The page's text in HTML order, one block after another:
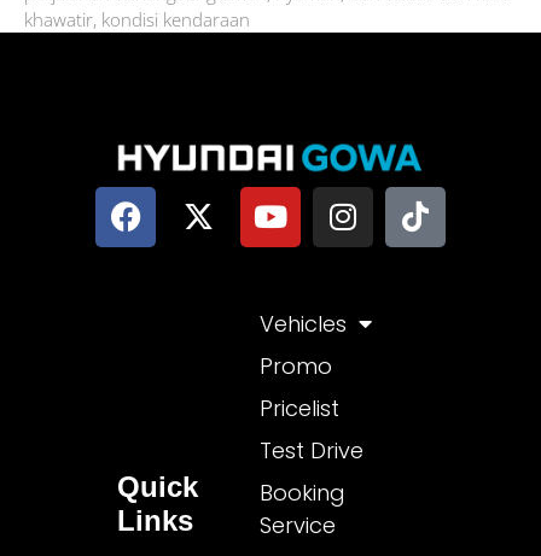
khawatir, kondisi kendaraan
Quick
Links
Vehicles
Promo
Pricelist
Test Drive
Booking
Service